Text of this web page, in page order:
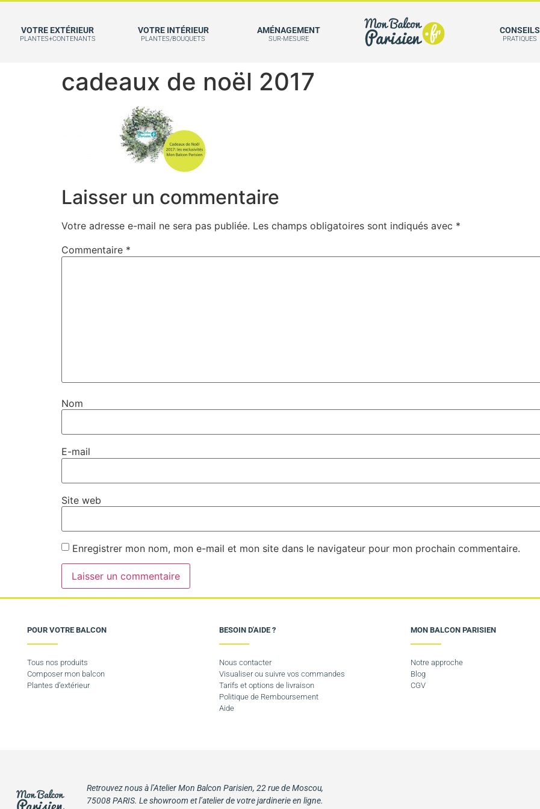
VOTRE EXTÉRIEUR
PLANTES+CONTENANTS
VOTRE INTÉRIEUR
PLANTES/BOUQUETS
AMÉNAGEMENT
SUR-MESURE
CONSEILS
PRATIQUES
cadeaux de noël 2017
Laisser un commentaire
Votre adresse e-mail ne sera pas publiée. Les champs obligatoires sont indiqués avec *
Commentaire *
Nom
E-mail
Site web
Enregistrer mon nom, mon e-mail et mon site dans le navigateur pour mon prochain commentaire.
POUR VOTRE BALCON
Tous nos produits
Composer mon balcon
Plantes d’extérieur
BESOIN D'AIDE ?
Nous contacter
Visualiser ou suivre vos commandes
Tarifs et options de livraison
Politique de Remboursement
Aide
MON BALCON PARISIEN
Notre approche
Blog
CGV
Retrouvez nous à l’Atelier Mon Balcon Parisien, 22 rue de Moscou,
75008 PARIS. Le showroom et l’atelier de votre jardinerie en ligne.